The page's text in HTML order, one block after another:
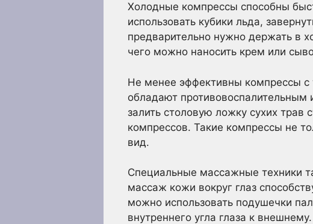
Холодные компрессы способны
использовать кубики льда,
предварительно нужно держать в
чего можно наносить крем или
Не менее эффективны компрессы
обладают
залить столовую ложку сухих трав
компрессов. Такие компрессы не
вид.
Специальные массажные техники
массаж кожи вокруг глаз
можно использовать подушечки
внутреннего угла глаза к